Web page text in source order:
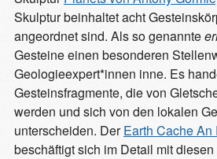
Skulptur beinhaltet acht
angeordnet sind. Als so genannte
Gesteine einen besonderen
Geologieexpert*innen inne. Es
Gesteinsfragmente, die von
werden und sich von den lokalen
unterscheiden. DerEarth Cache
beschäftigt sich im Detail mit diesen